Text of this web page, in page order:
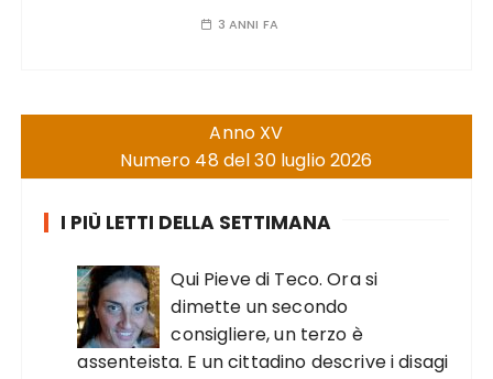
3 ANNI FA
Anno XV
Numero 48 del 30 luglio 2026
I PIÙ LETTI DELLA SETTIMANA
Qui Pieve di Teco. Ora si
dimette un secondo
consigliere, un terzo è
assenteista. E un cittadino descrive i disagi